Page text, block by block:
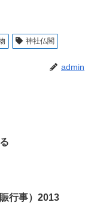
神社仏閣
admin
行事）2013